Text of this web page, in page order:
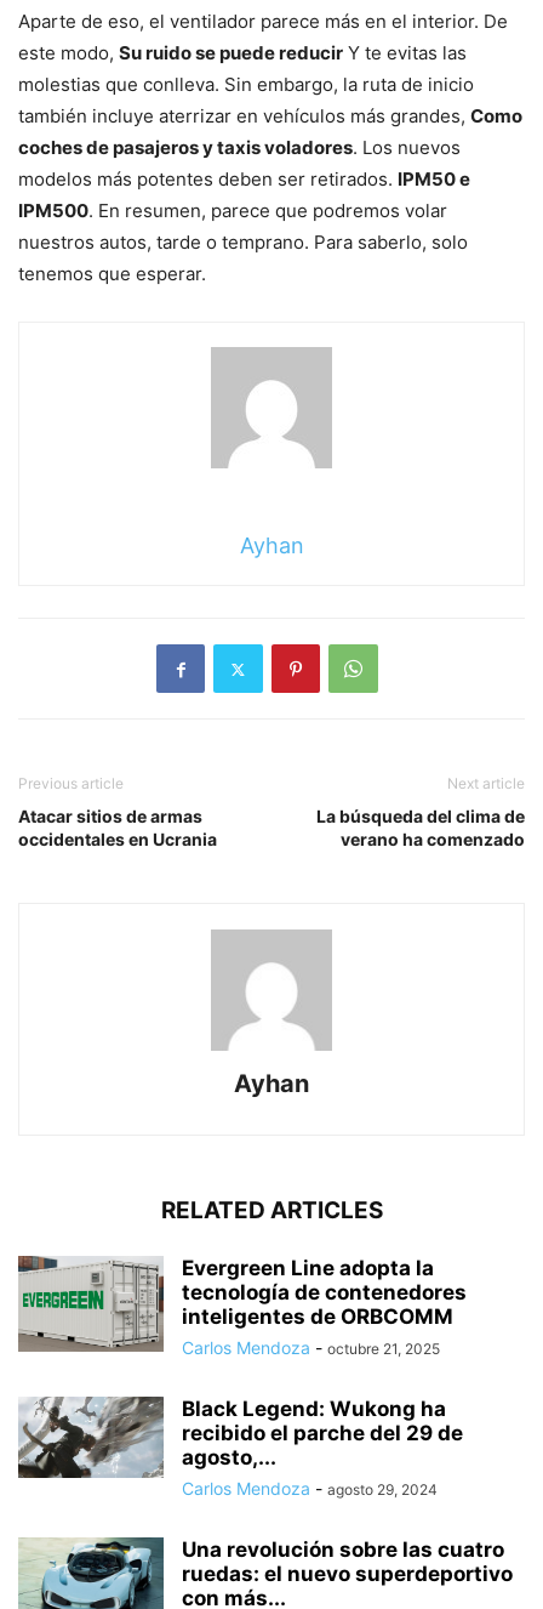
Aparte de eso, el ventilador parece más en el interior. De
este modo, Su ruido se puede reducir Y te evitas las
molestias que conlleva. Sin embargo, la ruta de inicio
también incluye aterrizar en vehículos más grandes, Como
coches de pasajeros y taxis voladores. Los nuevos
modelos más potentes deben ser retirados. IPM50 e
IPM500. En resumen, parece que podremos volar
nuestros autos, tarde o temprano. Para saberlo, solo
tenemos que esperar.
Ayhan
Previous article
Atacar sitios de armas
occidentales en Ucrania
Next article
La búsqueda del clima de
verano ha comenzado
Ayhan
RELATED ARTICLES
Evergreen Line adopta la
tecnología de contenedores
inteligentes de ORBCOMM
Carlos Mendoza - octubre 21, 2025
Black Legend: Wukong ha
recibido el parche del 29 de
agosto,...
Carlos Mendoza - agosto 29, 2024
Una revolución sobre las cuatro
ruedas: el nuevo superdeportivo
con más...